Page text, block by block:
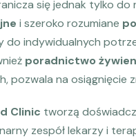
się jednak tylko do
i szeroko rozumiane
indywidualnych
poradnictwo
pozwala na osiągnięcie
Clinic tworzą
zespół lekarzy i